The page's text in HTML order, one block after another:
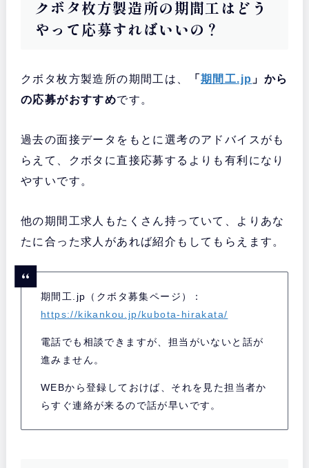
クボタ枚方製造所の期間工はどう
やって応募すればいいの？
クボタ枚方製造所の期間工は、 「 期間工.jp 」から
の応募がおすすめです。
過去の面接データをもとに選考のアドバイスがも
らえて、クボタに直接応募するよりも有利になり
やすいです。
他の期間工求人もたくさん持っていて、よりあな
たに合った求人があれば紹介もしてもらえます。
期間工.jp（クボタ募集ページ）：
https://kikankou.jp/kubota-hirakata/
電話でも相談できますが、担当がいないと話が
進みません。
WEBから登録しておけば、それを見た担当者か
らすぐ連絡が来るので話が早いです。